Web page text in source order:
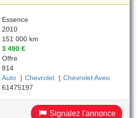
Essence
2010
151 000 km
3 490 €
Offre
814
Auto Chevrolet
Chevrolet Aveo
61475197
Signalez l'annonce